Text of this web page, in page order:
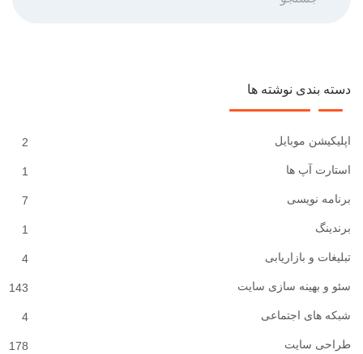
دسته بندی نوشته ها
2 اپلیکیشن موبایل
1 استارت آپ ها
7 برنامه نویسی
1 برندینگ
4 تبلیغات و بازاریابی
143 سئو و بهینه سازی سایت
4 شبکه های اجتماعی
178 طراحی سایت